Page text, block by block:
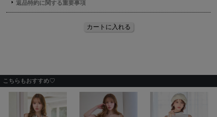
こちらもおすすめ♡